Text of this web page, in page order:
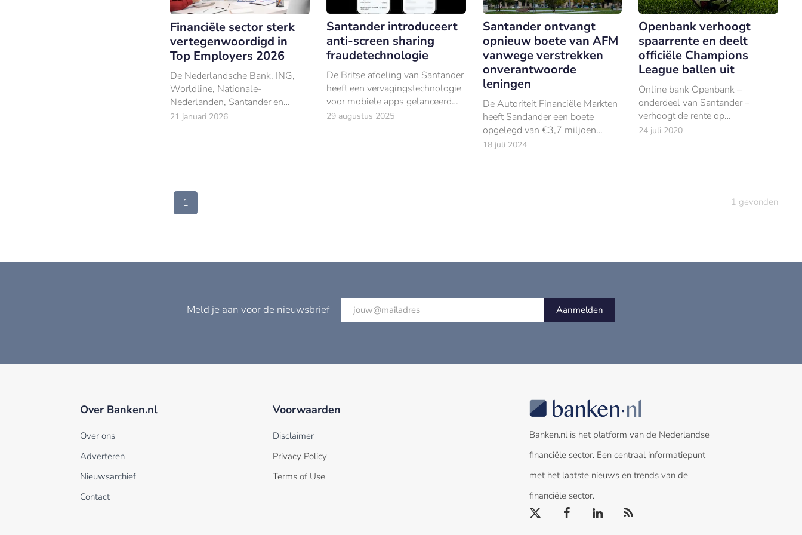
Financiële sector sterk
vertegenwoordigd in
Top Employers 2026
De Nederlandsche Bank, ING,
Worldline, Nationale-
Nederlanden, Santander en
HSBC mogen zichzelf een jaar
21 januari 2026
Santander introduceert
anti-screen sharing
fraudetechnologie
De Britse afdeling van Santander
heeft een vervagingstechnologie
voor mobiele apps gelanceerd
om zijn klanten te beschermen
29 augustus 2025
Santander ontvangt
opnieuw boete van AFM
vanwege verstrekken
onverantwoorde
leningen
De Autoriteit Financiële Markten
heeft Sandander een boete
opgelegd van €3,7 miljoen
vanwege het verstrekken van
18 juli 2024
Openbank verhoogt
spaarrente en deelt
officiële Champions
League ballen uit
Online bank Openbank –
onderdeel van Santander –
verhoogt de rente op
spaartegoeden tot 0,2%. Daarbij
24 juli 2020
1 1 gevonden
Meld je aan voor de nieuwsbrief Aanmelden
Over Banken.nl
Over ons
Adverteren
Nieuwsarchief
Contact
Voorwaarden
Disclaimer
Privacy Policy
Terms of Use
Banken.nl is het platform van de Nederlandse
financiële sector. Een centraal informatiepunt
met het laatste nieuws en trends van de
financiële sector.